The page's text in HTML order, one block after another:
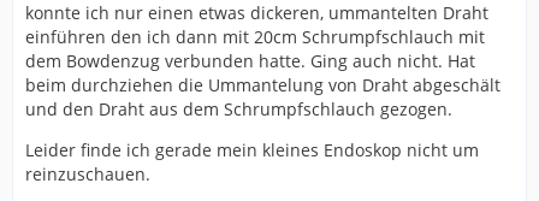
konnte ich nur einen etwas dickeren, ummantelten Draht
einführen den ich dann mit 20cm Schrumpfschlauch mit
dem Bowdenzug verbunden hatte. Ging auch nicht. Hat
beim durchziehen die Ummantelung von Draht abgeschält
und den Draht aus dem Schrumpfschlauch gezogen.
Leider finde ich gerade mein kleines Endoskop nicht um
reinzuschauen.